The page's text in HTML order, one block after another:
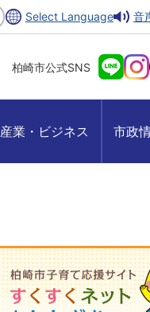
Select Language 音
柏崎市公式SNS
産業・ビジネス 市政